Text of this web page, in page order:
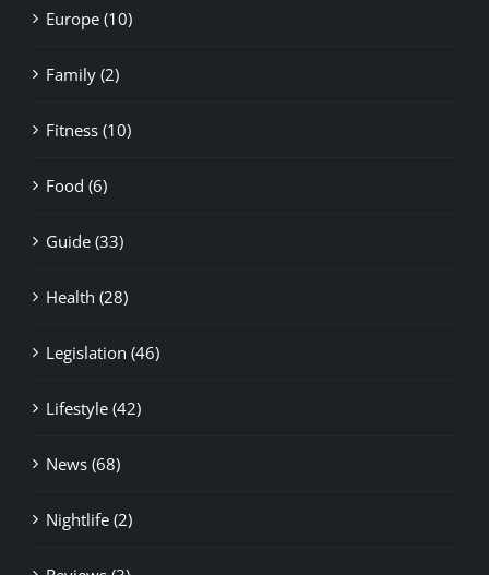
Europe (10)
Family (2)
Fitness (10)
Food (6)
Guide (33)
Health (28)
Legislation (46)
Lifestyle (42)
News (68)
Nightlife (2)